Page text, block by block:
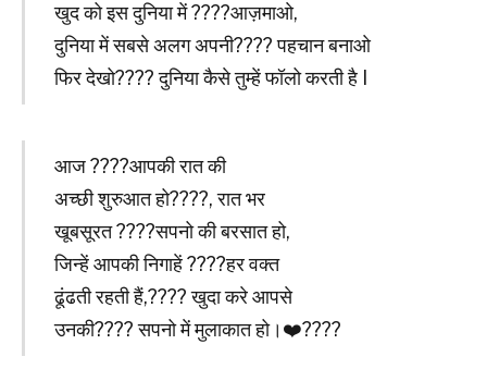
खुद को इस दुनिया में ????आज़माओ,
दुनिया में सबसे अलग अपनी???? पहचान बनाओ
फिर देखो???? दुनिया कैसे तुम्हें फॉलो करती है I
आज ????आपकी रात की
अच्छी शुरुआत हो????, रात भर
खूबसूरत ????सपनो की बरसात हो,
जिन्हें आपकी निगाहें ????हर वक्त
ढूंढती रहती हैं,???? खुदा करे आपसे
उनकी???? सपनो में मुलाकात हो।❤️????